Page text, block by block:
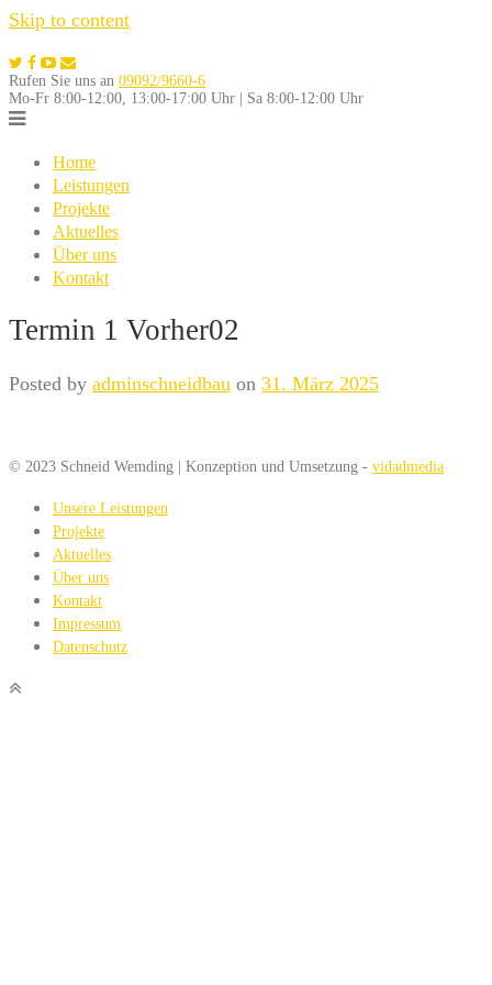
Skip to content
Rufen Sie uns an 09092/9660-6
Mo-Fr 8:00-12:00, 13:00-17:00 Uhr | Sa 8:00-12:00 Uhr
Home
Leistungen
Projekte
Aktuelles
Über uns
Kontakt
Termin 1 Vorher02
Posted by adminschneidbau on 31. März 2025
© 2023 Schneid Wemding | Konzeption und Umsetzung - vidadmedia
Unsere Leistungen
Projekte
Aktuelles
Über uns
Kontakt
Impressum
Datenschutz